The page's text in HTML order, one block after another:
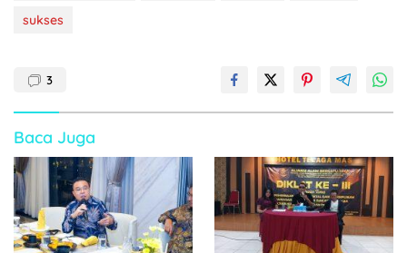
sukses
3
Baca Juga